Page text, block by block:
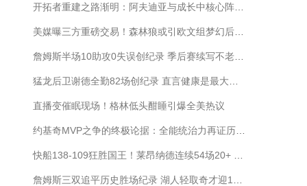
开拓者重建之路渐明：阿夫迪亚与成长中核心阵容锁定季后赛席位
美媒曝三方重磅交易！森林狼或引欧文组梦幻后场 代价是送走戈贝尔
詹姆斯半场10助攻0失误创纪录 季后赛续写不老传奇比肩马龙、斯托克顿
猛龙后卫谢德全勤82场创纪录 直言健康是最大成就
直播变催眠现场！格林低头酣睡引爆全美热议
约基奇MVP之争的终极论据：全能统治力再证历史级价值
快船138-109狂胜国王！莱昂纳德连续54场20+ 重返西部第八
詹姆斯三双追平历史胜场纪录 湖人轻取奇才迎12战11胜